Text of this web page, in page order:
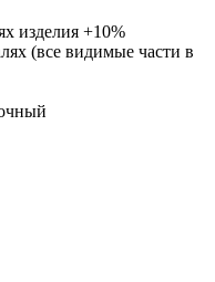
изделия +10%
(все видимые части в